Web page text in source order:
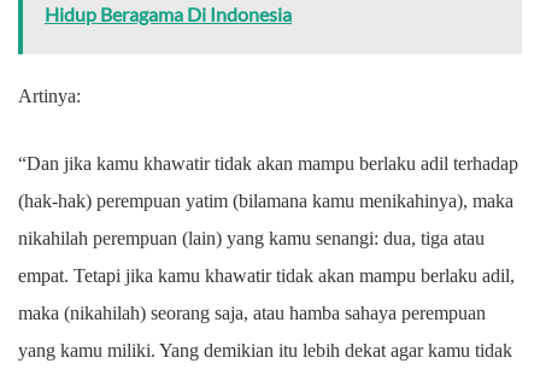
Hidup Beragama Di Indonesia
Artinya:
“Dan jika kamu khawatir tidak akan mampu berlaku adil terhadap
(hak-hak) perempuan yatim (bilamana kamu menikahinya), maka
nikahilah perempuan (lain) yang kamu senangi: dua, tiga atau
empat. Tetapi jika kamu khawatir tidak akan mampu berlaku adil,
maka (nikahilah) seorang saja, atau hamba sahaya perempuan
yang kamu miliki. Yang demikian itu lebih dekat agar kamu tidak